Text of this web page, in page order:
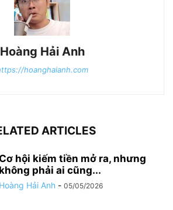
Hoàng Hải Anh
hoanghaianh.com
ARTICLES
hội kiếm tiền mở ra, nhưng
không phải ai cũng...
Hoàng Hải Anh - 05/05/2026